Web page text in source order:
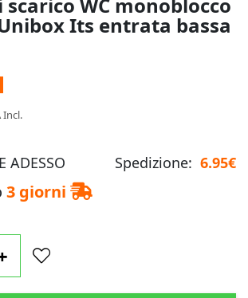
WC monoblocco
Its entrata bassa
Incl.
ADESSO Spedizione: 6.95€
3 giorni